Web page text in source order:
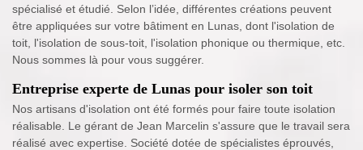
spécialisé et étudié. Selon l’idée, différentes créations peuvent
être appliquées sur votre bâtiment en Lunas, dont l'isolation de
toit, l'isolation de sous-toit, l'isolation phonique ou thermique, etc.
Nous sommes là pour vous suggérer.
Entreprise experte de Lunas pour isoler son toit
Nos artisans d'isolation ont été formés pour faire toute isolation
réalisable. Le gérant de Jean Marcelin s'assure que le travail sera
réalisé avec expertise. Société dotée de spécialistes éprouvés,